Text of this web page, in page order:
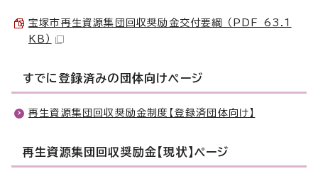
宝塚市再生資源集団回収奨励金交付要綱 （PDF 63.1
KB）
すでに登録済みの団体向けページ
再生資源集団回収奨励金制度【登録済団体向け】
再生資源集団回収奨励金【現状】ページ